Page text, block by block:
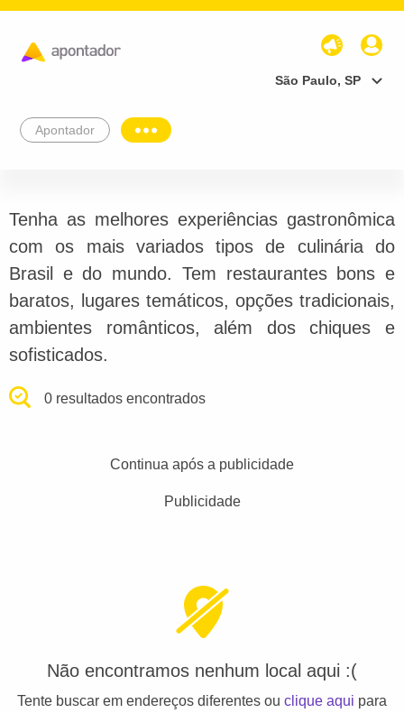
São Paulo, SP
Apontador
Tenha as melhores experiências gastronômica
com os mais variados tipos de culinária do
Brasil e do mundo. Tem restaurantes bons e
baratos, lugares temáticos, opções tradicionais,
ambientes românticos, além dos chiques e
sofisticados.
0 resultados encontrados
Continua após a publicidade
Publicidade
Não encontramos nenhum local aqui :(
Tente buscar em endereços diferentes ou clique aqui para